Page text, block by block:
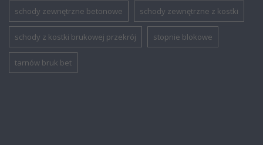
schody zewnętrzne betonowe schody zewnętrzne z kostki
schody z kostki brukowej przekrój stopnie blokowe
tarnów bruk bet